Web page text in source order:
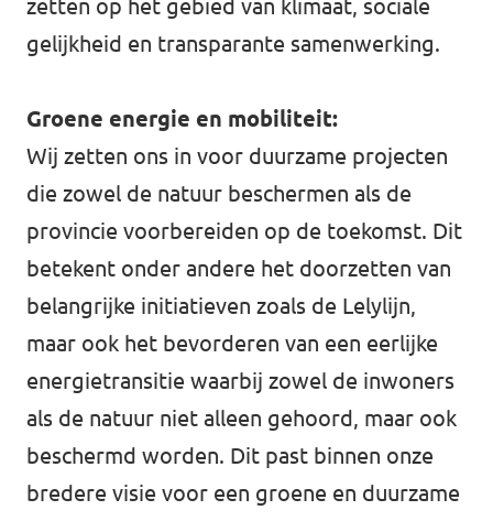
zetten op het gebied van klimaat, sociale
gelijkheid en transparante samenwerking.
Groene energie en mobiliteit:
Wij zetten ons in voor duurzame projecten
die zowel de natuur beschermen als de
provincie voorbereiden op de toekomst. Dit
betekent onder andere het doorzetten van
belangrijke initiatieven zoals de Lelylijn,
maar ook het bevorderen van een eerlijke
energietransitie waarbij zowel de inwoners
als de natuur niet alleen gehoord, maar ook
beschermd worden. Dit past binnen onze
bredere visie voor een groene en duurzame